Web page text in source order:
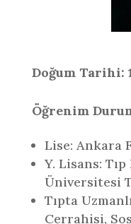
Doğum Tarihi:
Öğrenim
Lise: Ankara
Y. Lisans:
Üniversitesi
Tıpta
Cerrahisi,